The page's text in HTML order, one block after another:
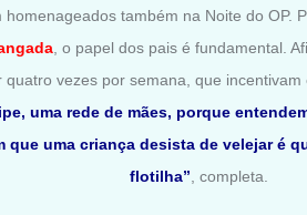
homenageados também na Noite do OP.
, o papel dos pais é fundamental.
quatro vezes por semana, que
uma rede de mães, porque
que uma criança desista de velejar é
flotilha” , completa.